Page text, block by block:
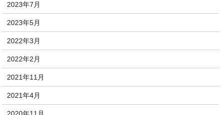
2023年7月
2023年5月
2022年3月
2022年2月
2021年11月
2021年4月